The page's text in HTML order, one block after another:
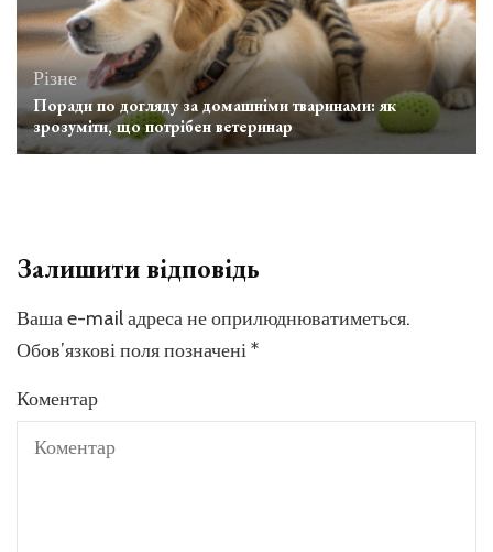
Різне
Поради по догляду за домашніми тваринами: як
зрозуміти, що потрібен ветеринар
Залишити відповідь
Ваша e-mail адреса не оприлюднюватиметься.
Обов’язкові поля позначені*
Коментар